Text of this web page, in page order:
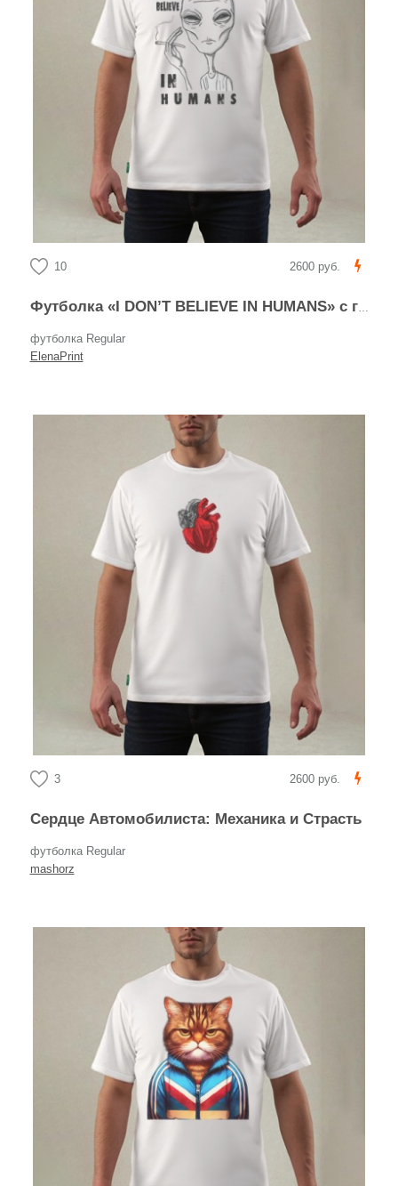
10 2600 руб.
Футболка «I DON’T BELIEVE IN HUMANS» с графикой пришельца
футболка Regular
ElenaPrint
3 2600 руб.
Сердце Автомобилиста: Механика и Страсть
футболка Regular
mashorz